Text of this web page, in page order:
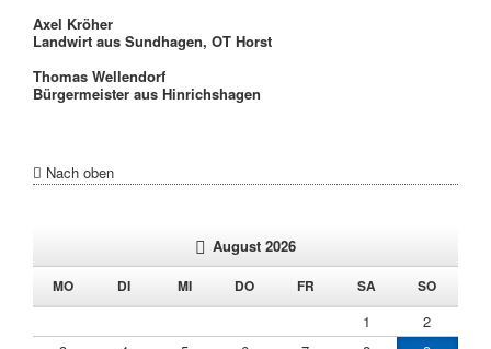
Axel Kröher
Landwirt aus Sundhagen, OT Horst
Thomas Wellendorf
Bürgermeister aus Hinrichshagen
Nach oben
August 2026
MONTAG DIENSTAGMITTWOCH
DONNERSTAG
FREITAG SAMSTAGSONNTAG
1
2